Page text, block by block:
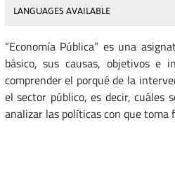
LANGUAGES AVAILABLE
“Economía Pública” es una
básico, sus causas, objetivos e
comprender el porqué de la
el sector público, es decir, cuáles
analizar las políticas con que toma